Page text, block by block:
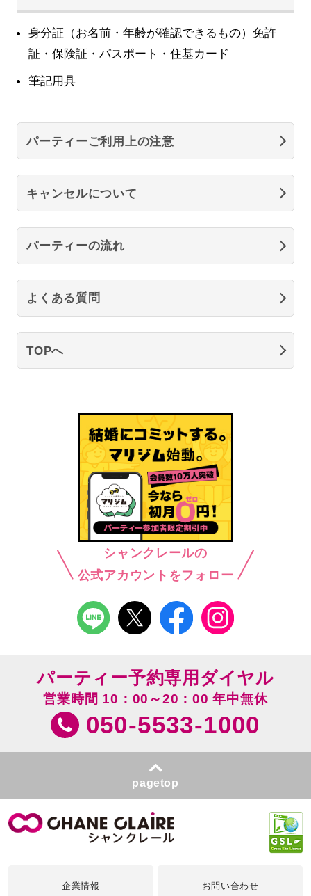
身分証（お名前・年齢が確認できるもの）免許
証・保険証・パスポート・住基カード
筆記用具
パーティーご利用上の注意
キャンセルについて
パーティーの流れ
よくある質問
TOPへ
シャンクレールの
公式アカウントをフォロー
パーティー予約専用ダイヤル
営業時間 10：00～20：00 年中無休
050-5533-1000
pagetop
企業情報 お問い合わせ